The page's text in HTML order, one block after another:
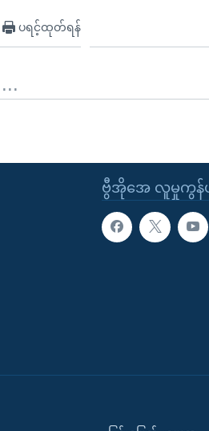
ပရင့်ထုတ်ရန်
ဗွီအိုအေ လူမှုကွန်